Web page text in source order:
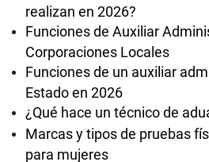
realizan en 2026?
Funciones de Auxiliar
Corporaciones Locales
Funciones de un auxiliar
Estado en 2026
¿Qué hace un técnico de
Marcas y tipos de pruebas
para mujeres